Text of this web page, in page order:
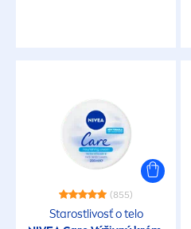
(855)
Starostlivosť o telo